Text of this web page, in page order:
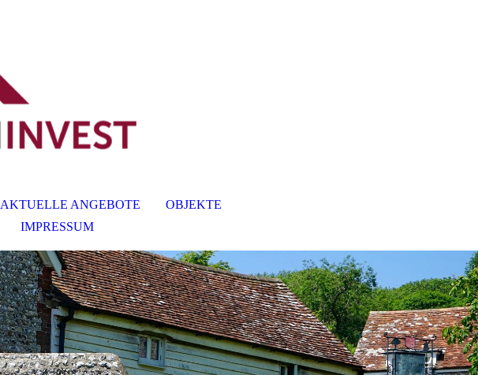
AKTUELLE ANGEBOTE
OBJEKTE
IMPRESSUM